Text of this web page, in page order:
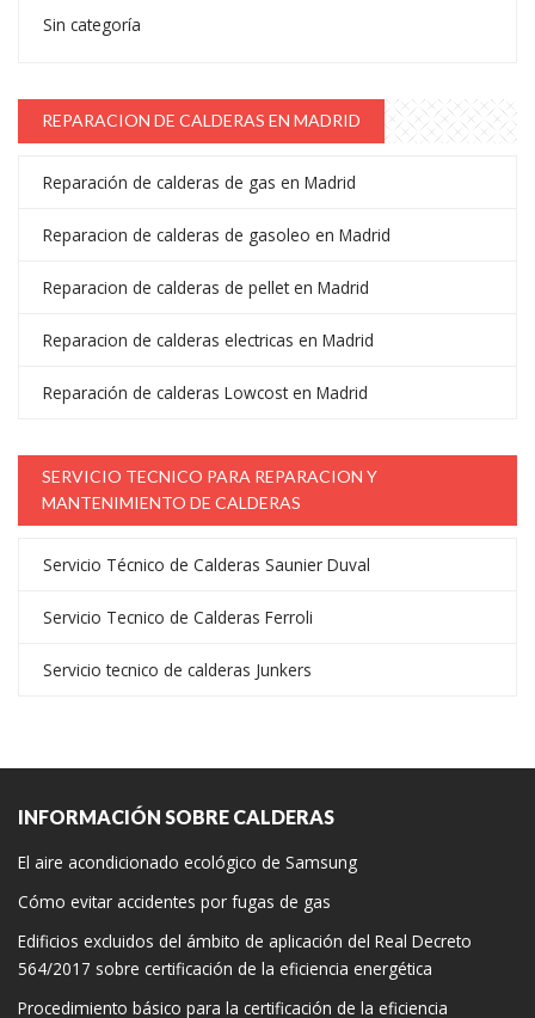
Sin categoría
REPARACION DE CALDERAS EN MADRID
Reparación de calderas de gas en Madrid
Reparacion de calderas de gasoleo en Madrid
Reparacion de calderas de pellet en Madrid
Reparacion de calderas electricas en Madrid
Reparación de calderas Lowcost en Madrid
SERVICIO TECNICO PARA REPARACION Y
MANTENIMIENTO DE CALDERAS
Servicio Técnico de Calderas Saunier Duval
Servicio Tecnico de Calderas Ferroli
Servicio tecnico de calderas Junkers
INFORMACIÓN SOBRE CALDERAS
El aire acondicionado ecológico de Samsung
Cómo evitar accidentes por fugas de gas
Edificios excluidos del ámbito de aplicación del Real Decreto
564/2017 sobre certificación de la eficiencia energética
Procedimiento básico para la certificación de la eficiencia